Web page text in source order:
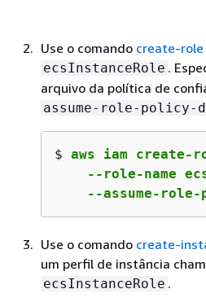
Use o comando create-role
ecsInstanceRole .
arquivo da política de
assume-role-policy-
$ aws iam create-
--role-name
--assume-
Use o comando create-
um perfil de instância
ecsInstanceRole .